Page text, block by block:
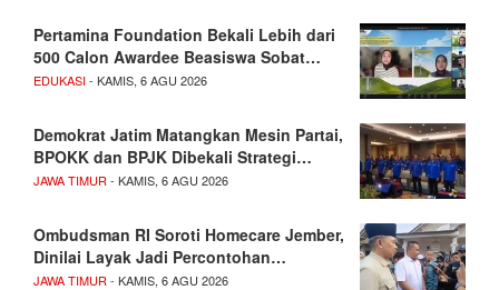
Pertamina Foundation Bekali Lebih dari
500 Calon Awardee Beasiswa Sobat…
EDUKASI- KAMIS, 6 AGU 2026
Demokrat Jatim Matangkan Mesin Partai,
BPOKK dan BPJK Dibekali Strategi…
JAWA TIMUR - KAMIS, 6 AGU 2026
Ombudsman RI Soroti Homecare Jember,
Dinilai Layak Jadi Percontohan…
JAWA TIMUR - KAMIS, 6 AGU 2026